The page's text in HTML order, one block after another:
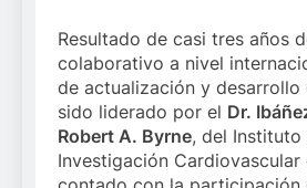
Resultado de casi tres años
colaborativo a nivel
de actualización y desarrollo
sido liderado por el Dr.
Robert A. Byrne, del Instituto
Investigación Cardiovascular